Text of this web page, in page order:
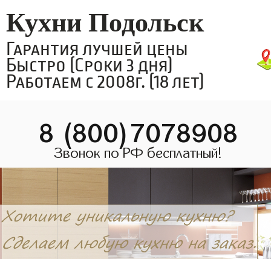
Кухни Подольск
Гарантия лучшей цены
Быстро (Сроки 3 дня)
Работаем с 2008г. (18 лет)
8 (800)7078908
Звонок по РФ бесплатный!